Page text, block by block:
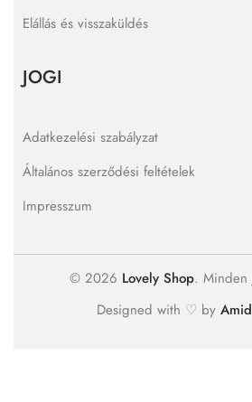
Elállás és visszaküldés
JOGI
Adatkezelési szabályzat
Általános szerződési feltételek
Impresszum
© 2026 Lovely Shop. Minden
Designed with ♡ by